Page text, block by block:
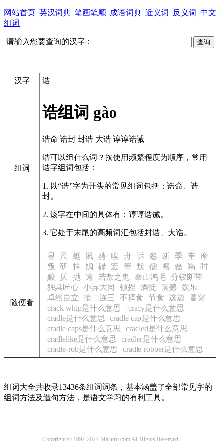
网站首页 英汉词典 笔画笔顺 成语词典 近义词 反义词 中文
组词
请输入您要查询的汉字：
汉字 诰
组词
诰组词 gào
诰命 诰封 封诰 大诰 谆谆诰诫
诰可以组什么词？按使用频繁程度为顺序，常用
诰字组词包括：
1. 以“诰”字为开头的常见组词包括：诰命、诰
封。
2. 该字在中间的具体有：谆谆诰诫。
3. 它处于末尾的高频词汇包括封诰、大诰。
随便看
昱 尺 蜓 夙 骋 嗅 舟 诉 邈 断 季 奎
摩
叛
研 抖 鲷 碌 宏 等 默 儒 裾 磊 羯
吋
黢
仄 抛 逾 若敖之鬼 泰山鸿毛 分钗断带
独具匠心 小异大同 顿挫 酒徒 震撼
娱乐
卓然自立
接二连三 不择食 节食 这边
冒突
crack whip是什么意思
-cracy是什么意思
cradle是什么意思
cradle cap是什么意思
cradle caps是什么意思
cradled是什么意思
cradlelike是什么意思
cradler是什么意思
cradle-rob是什么意思
cradle-robber是什么意思
组词大全共收录13436条组词词条，基本涵盖了全部常见字的
组词方法及造句方法，是语文学习的有利工具。
Copyright © 1997-2024 Mahpro.com All Rights Reserved